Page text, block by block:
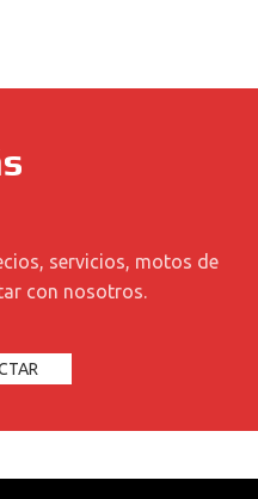
servicios, motos de
con nosotros.